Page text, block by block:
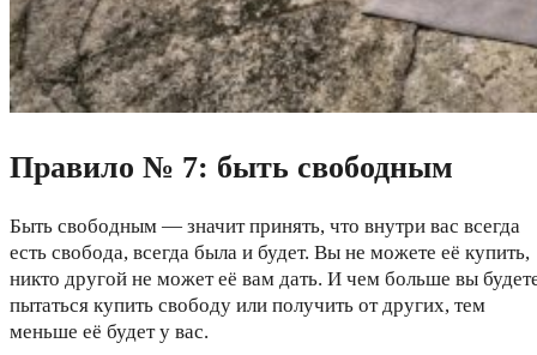
Правило № 7: быть свободным
Быть свободным — значит принять, что внутри вас всегда
есть свобода, всегда была и будет. Вы не можете её купить,
никто другой не может её вам дать. И чем больше вы
пытаться купить свободу или получить от других, тем
меньше её будет у вас.